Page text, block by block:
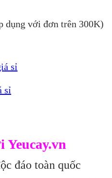
với đơn trên 300K)
sỉ
sỉ
Yeucay.vn
đáo toàn quốc